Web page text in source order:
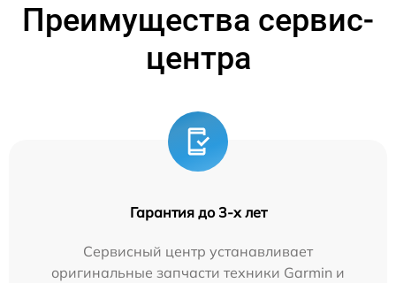
Преимущества сервис-
центра
Гарантия до 3-х лет
Сервисный центр устанавливает
оригинальные запчасти техники Garmin и